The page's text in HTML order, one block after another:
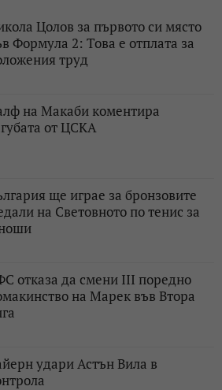
Цолов за първото си място
Формула 2: Това е отплата за
труд
на Макаби коментира
от ЦСКА
ще играе за бронзовите
на Световното по тенис за
отказа да смени III поредно
на Марек във Втора
удари Астън Вила в